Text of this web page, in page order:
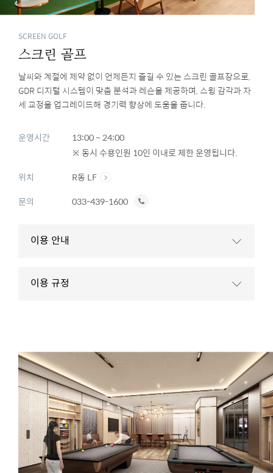
SCREEN GOLF
스크린 골프
날씨와 계절에 제약 없이 언제든지 즐길 수 있는 스크린 골프장으로,
GDR 디지털 시스템이 맞춤 분석과 레슨을 제공하며, 스윙 감각과 자
세 교정을 업그레이드해 경기력 향상에 도움을 줍니다.
운영시간
13:00 ~ 24:00
※ 동시 수용인원 10인 이내로 제한 운영됩니다.
위치
R동 LF
문의
033-439-1600
전
이용 안내
이용 규정